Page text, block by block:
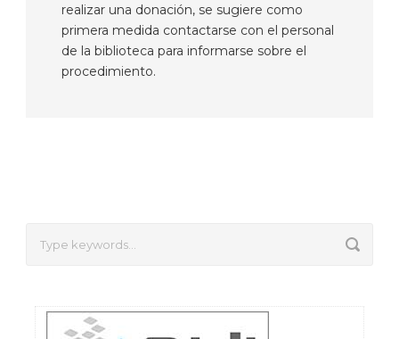
realizar una donación, se sugiere como
primera medida contactarse con el personal
de la biblioteca para informarse sobre el
procedimiento.